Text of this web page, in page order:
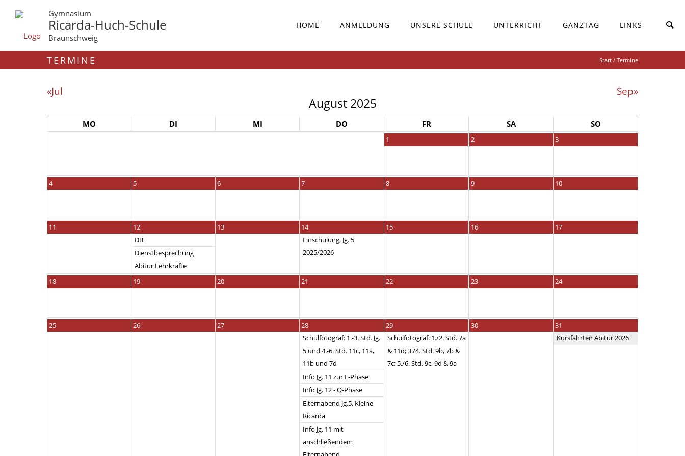
Gymnasium
Ricarda-Huch-Schule
Braunschweig
HOME ANMELDUNG UNSERE SCHULE UNTERRICHT GANZTAG LINKS
TERMINE Start / Termine
«Jul Sep»
August 2025
MO DI MI DO FR SA SO
1 2 3
4 5 6 7 8 9 10
11
12
DB
Dienstbesprechung
Abitur Lehrkräfte
13
14
Einschulung, Jg. 5
2025/2026
15 16 17
18 19 20 21 22 23 24
25 26 27
28
Schulfotograf: 1.-3. Std. Jg.
5 und 4.-6. Std. 11c, 11a,
11b und 7d
Info Jg. 11 zur E-Phase
Info Jg. 12 - Q-Phase
Elternabend Jg.5, Kleine
Ricarda
Info Jg. 11 mit
anschließendem
29
Schulfotograf: 1./2. Std. 7a
& 11d; 3./4. Std. 9b, 7b &
7c; 5./6. Std. 9c, 9d & 9a
30
31
Kursfahrten Abitur 2026